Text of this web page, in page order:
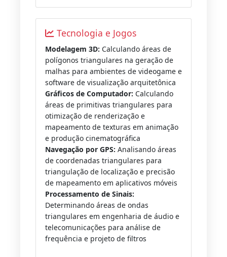
Tecnologia e Jogos
Modelagem 3D: Calculando áreas de
polígonos triangulares na geração de
malhas para ambientes de videogame e
software de visualização arquitetônica
Gráficos de Computador: Calculando
áreas de primitivas triangulares para
otimização de renderização e
mapeamento de texturas em animação
e produção cinematográfica
Navegação por GPS: Analisando áreas
de coordenadas triangulares para
triangulação de localização e precisão
de mapeamento em aplicativos móveis
Processamento de Sinais:
Determinando áreas de ondas
triangulares em engenharia de áudio e
telecomunicações para análise de
frequência e projeto de filtros